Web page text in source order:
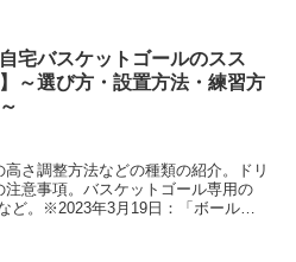
自宅バスケットゴールのスス
～選び方・設置方法・練習方
さ調整方法などの種類の紹介。ドリ
意事項。バスケットゴール専用の
ど。※2023年3月19日：「ボールリ